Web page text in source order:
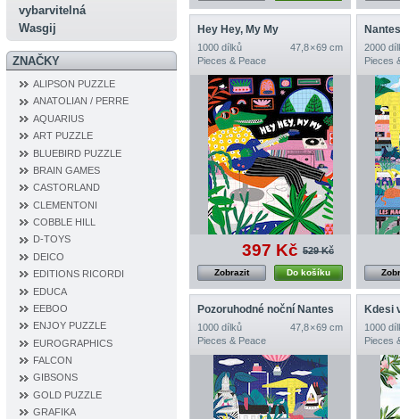
vybarvitelná
Wasgij
ZNAČKY
ALIPSON PUZZLE
ANATOLIAN / PERRE
AQUARIUS
ART PUZZLE
BLUEBIRD PUZZLE
BRAIN GAMES
CASTORLAND
CLEMENTONI
COBBLE HILL
D‐TOYS
DEICO
EDITIONS RICORDI
EDUCA
EEBOO
ENJOY PUZZLE
EUROGRAPHICS
FALCON
GIBSONS
GOLD PUZZLE
GRAFIKA
Hey Hey, My My
1000 dílků
47,8 × 69 cm
Pieces & Peace
397 Kč 529 Kč
Do košíku
Zobrazit
Nantes
2000
Pieces
Pozoruhodné noční Nantes
1000 dílků
47,8 × 69 cm
Pieces & Peace
Kdesi
1000
Pieces